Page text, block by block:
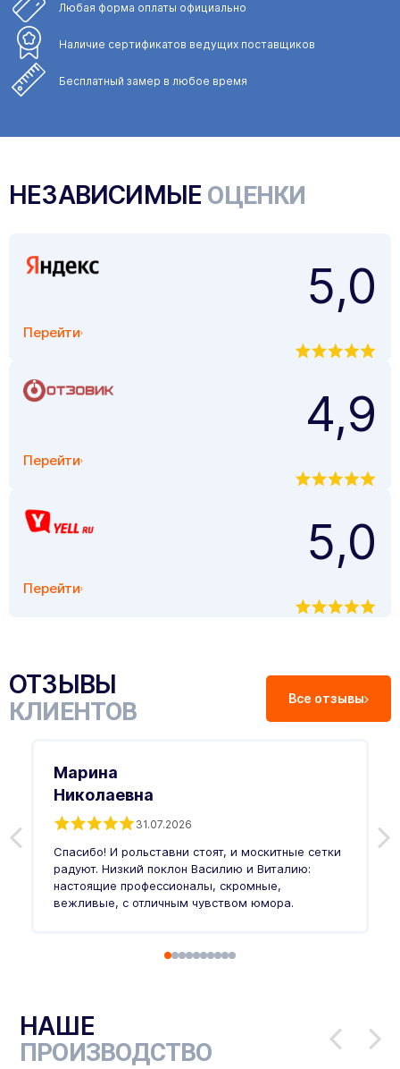
Любая форма оплаты официально
Наличие сертификатов ведущих поставщиков
Бесплатный замер в любое время
НЕЗАВИСИМЫЕ ОЦЕНКИ
Перейти
5,0
Перейти
4,9
Перейти
5,0
ОТЗЫВЫ
КЛИЕНТОВ Все отзывы
Марина
Николаевна
31.07.2026
Спасибо! И рольставни стоят, и москитные сетки
радуют. Низкий поклон Василию и Виталию:
настоящие профессионалы, скромные,
вежливые, с отличным чувством юмора.
НАШЕ
ПРОИЗВОДСТВО